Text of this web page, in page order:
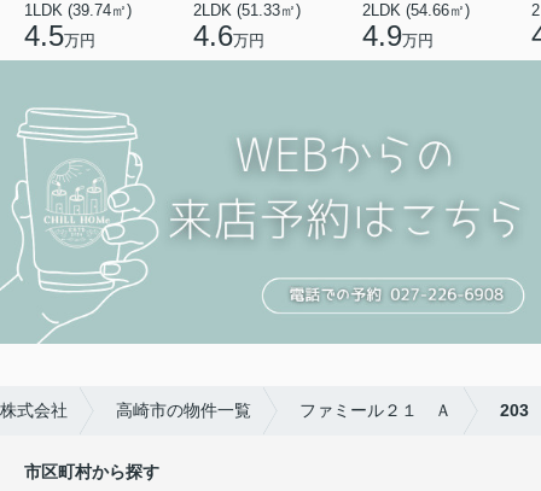
1LDK (39.74㎡)
4.5万円
2LDK (51.33㎡)
4.6万円
2LDK (54.66㎡)
4.9万円
式会社 高崎市の物件一覧 ファミール２１ Ａ 203
市区町村から探す